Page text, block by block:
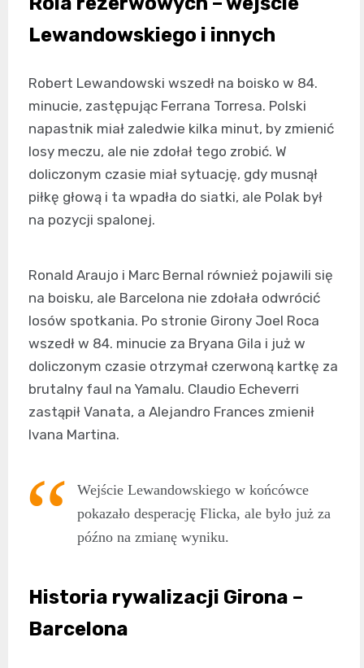
Lewandowskiego i innych
Robert Lewandowski wszedł na boisko w 84.
minucie, zastępując Ferrana Torresa. Polski
napastnik miał zaledwie kilka minut, by zmienić
losy meczu, ale nie zdołał tego zrobić. W
doliczonym czasie miał sytuację, gdy musnął
piłkę głową i ta wpadła do siatki, ale Polak był
na pozycji spalonej.
Ronald Araujo i Marc Bernal również pojawili się
na boisku, ale Barcelona nie zdołała odwrócić
losów spotkania. Po stronie Girony Joel Roca
wszedł w 84. minucie za Bryana Gila i już w
doliczonym czasie otrzymał czerwoną kartkę za
brutalny faul na Yamalu. Claudio Echeverri
zastąpił Vanata, a Alejandro Frances zmienił
Ivana Martina.
Wejście Lewandowskiego w końcówce
pokazało desperację Flicka, ale było już za
późno na zmianę wyniku.
Historia rywalizacji Girona –
Barcelona